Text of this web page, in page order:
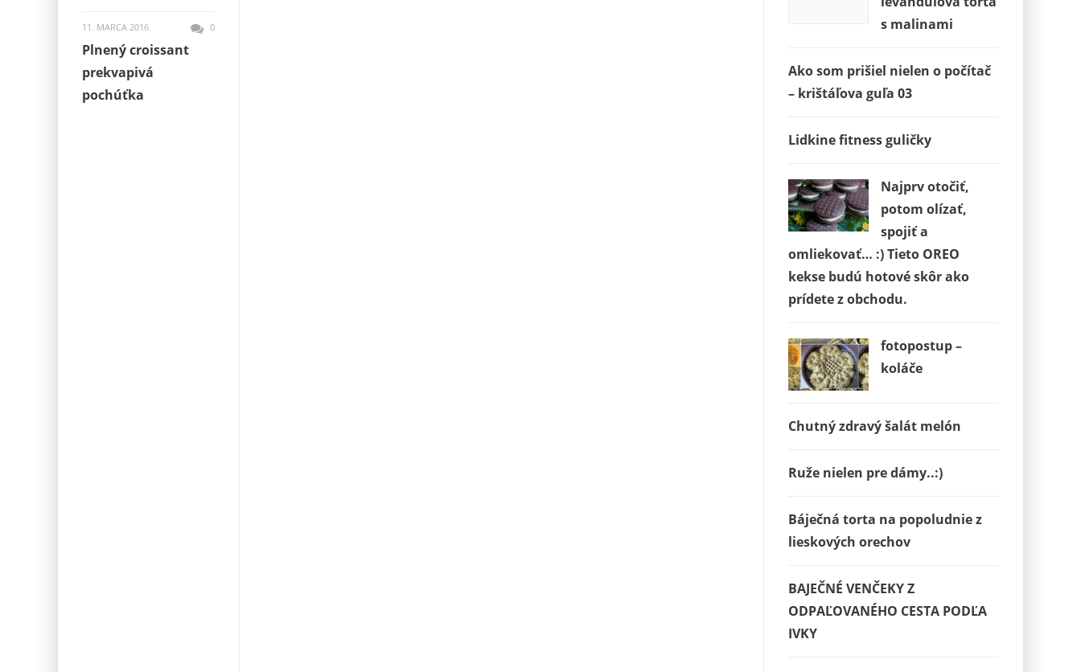
s malinami
Ako som prišiel nielen o počítač
– krištáľova guľa 03
Lidkine fitness guličky
Najprv otočiť,
potom olízať,
spojiť a
omliekovať… :) Tieto OREO
kekse budú hotové skôr ako
prídete z obchodu.
fotopostup –
koláče
Chutný zdravý šalát melón
Ruže nielen pre dámy..:)
Báječná torta na popoludnie z
lieskových orechov
BAJEČNÉ VENČEKY Z
ODPAĽOVANÉHO CESTA PODĽA
IVKY
11. MARCA 2016 0
Plnený croissant
prekvapivá
pochúťka